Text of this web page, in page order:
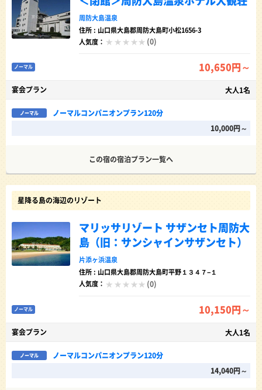
周防大島温泉
住所 : 山口県大島郡周防大島町小松1656-3
人気度：
(0)
ノーマル 10,650円～
宴会プラン 大人1名
ノーマル
ノーマルコンパニオンプラン120分
10,000円～
この宿の宿泊プラン一覧へ
星降る島の海辺のリゾート
マリッサリゾート サザンセト周防大
島（旧：サンシャインサザンセト）
片添ヶ浜温泉
住所 : 山口県大島郡周防大島町平野１３４７−１
人気度：
(0)
ノーマル 10,150円～
宴会プラン 大人1名
ノーマル
ノーマルコンパニオンプラン120分
14,040円～